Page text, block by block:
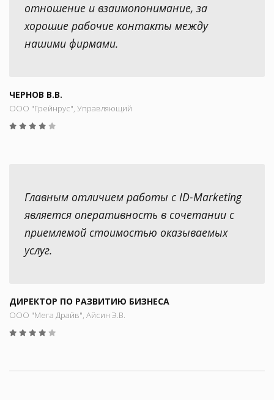
отношение и взаимопонимание, за
хорошие рабочие контакты между
нашими фирмами.
ЧЕРНОВ В.В.
ООО "Грейнрус", Управляющий
Главным отличием работы с ID-Marketing
является оперативность в сочетании с
приемлемой стоимостью оказываемых
услуг.
ДИРЕКТОР ПО РАЗВИТИЮ БИЗНЕСА
ООО "Мега Драйв", Айсин Э.В.